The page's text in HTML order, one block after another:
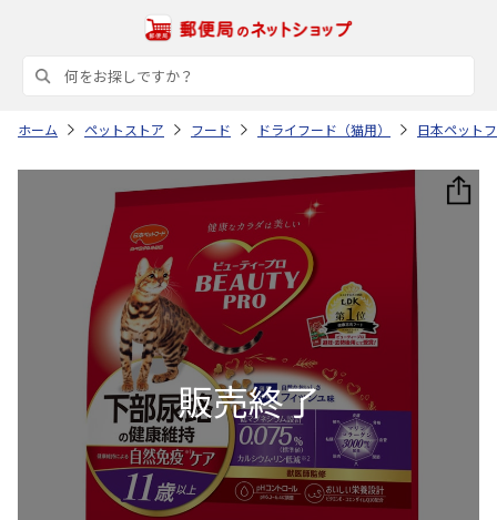
ホーム ペットストア フード ドライフード（猫用） 日本ペット